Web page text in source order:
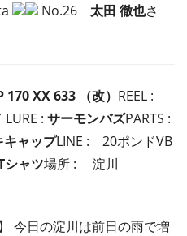
No.26 太田 徹也さ
XX 633 （改） REEL :
: サーモンバズPARTS :
ャップLINE :
20ポンドVB
ャツ場所 : 淀川
今日の淀川は前日の雨で増